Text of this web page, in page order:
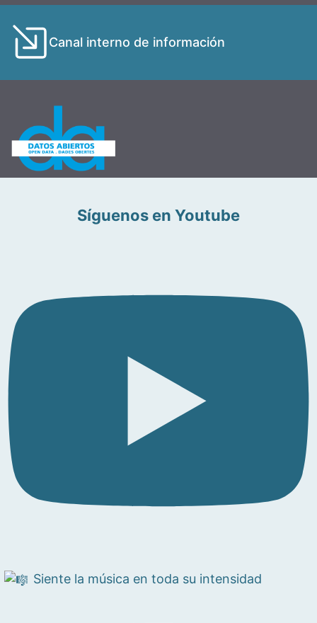
Canal interno de información
Síguenos en Youtube
Siente la música en toda su intensidad